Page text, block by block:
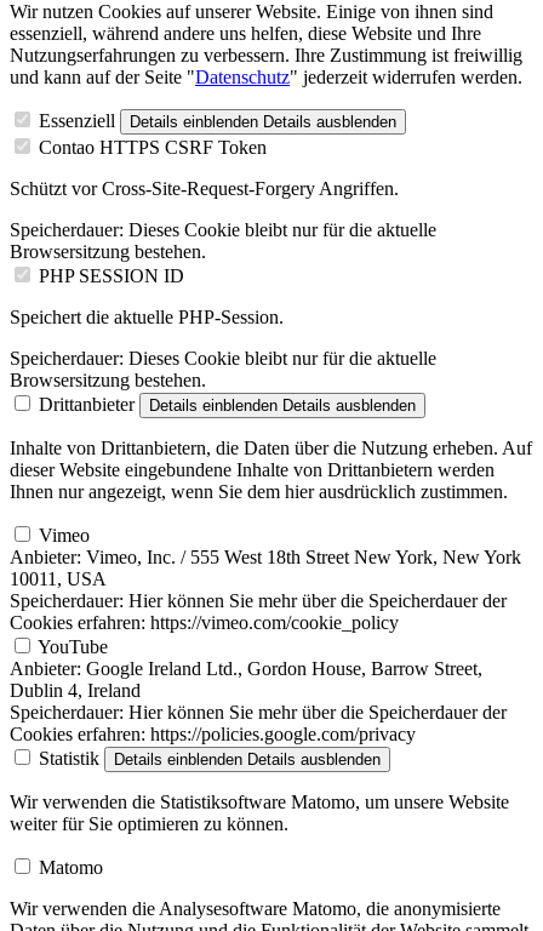
Wir nutzen Cookies auf unserer Website. Einige von ihnen sind
essenziell, während andere uns helfen, diese Website und Ihre
Nutzungserfahrungen zu verbessern. Ihre Zustimmung ist freiwillig
und kann auf der Seite "Datenschutz" jederzeit widerrufen werden.
Essenziell Details einblenden Details ausblenden
Contao HTTPS CSRF Token
Schützt vor Cross-Site-Request-Forgery Angriffen.
Speicherdauer: Dieses Cookie bleibt nur für die aktuelle
Browsersitzung bestehen.
PHP SESSION ID
Speichert die aktuelle PHP-Session.
Speicherdauer: Dieses Cookie bleibt nur für die aktuelle
Browsersitzung bestehen.
Drittanbieter
Details einblenden Details ausblenden
Inhalte von Drittanbietern, die Daten über die Nutzung erheben. Auf
dieser Website eingebundene Inhalte von Drittanbietern werden
Ihnen nur angezeigt, wenn Sie dem hier ausdrücklich zustimmen.
Vimeo
Anbieter: Vimeo, Inc. / 555 West 18th Street New York, New York
10011, USA
Speicherdauer: Hier können Sie mehr über die Speicherdauer der
Cookies erfahren: https://vimeo.com/cookie_policy
YouTube
Anbieter: Google Ireland Ltd., Gordon House, Barrow Street,
Dublin 4, Ireland
Speicherdauer: Hier können Sie mehr über die Speicherdauer der
Cookies erfahren: https://policies.google.com/privacy
Statistik
Details einblenden Details ausblenden
Wir verwenden die Statistiksoftware Matomo, um unsere Website
weiter für Sie optimieren zu können.
Matomo
Wir verwenden die Analysesoftware Matomo, die anonymisierte